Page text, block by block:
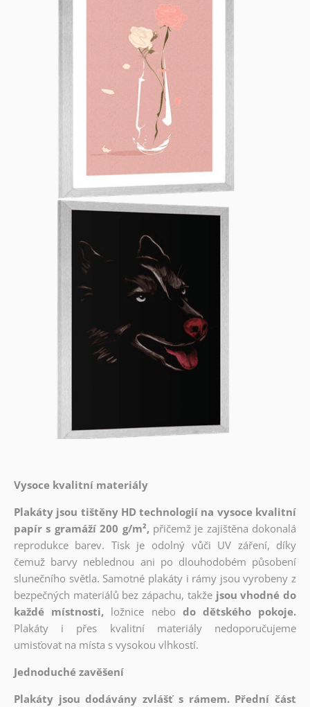
Vysoce kvalitní materiály
Plakáty jsou tištěny HD technologií na vysoce kvalitní
papír s gramáží 200 g/m², přičemž je zajištěna dokonalá
reprodukce barev. Tisk je odolný vůči UV záření, díky
čemuž barvy neblednou ani po dlouhodobém působení
slunečního světla. Samotné plakáty i rámy jsou vyrobeny z
bezpečných materiálů bez zápachu, takže jsou vhodné do
každé místnosti, ložnice nebo do dětského pokoje.
Plakáty i přes kvalitní materiály nedoporučujeme
umisťovat na místa s vysokou vlhkostí.
Jednoduché zavěšení
Plakáty jsou dodávány zvlášť s rámem. Přední část